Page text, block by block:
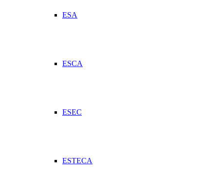
ESA
ESCA
ESEC
ESTECA